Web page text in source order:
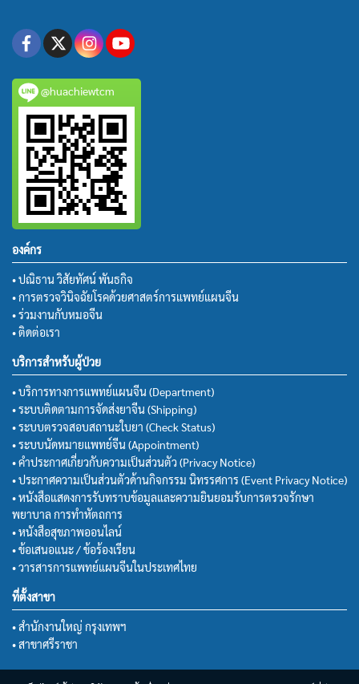
@huachiewtcm
องค์กร
• ปณิธาน วิสัยทัศน์ พันธกิจ
• การตรวจวินิจฉัยโรคด้วยศาสตร์การแพทย์แผนจีน
• ร่วมงานกับหมอจีน
• ติดต่อเรา
บริการสำหรับผู้ป่วย
• บริการทางการแพทย์แผนจีน (Department)
• ระบบติดตามการจัดส่งยาจีน (Shipping)
• ระบบตรวจสอบสถานะใบยา (Check Status)
• ระบบนัดหมายแพทย์จีน (Appointment)
• คำประกาศเกี่ยวกับความเป็นส่วนตัว (Privacy Notice)
• ประกาศความเป็นส่วนตัวด้านกิจกรรม นิทรรศการ (Event Privacy Notice)
• หนังสือแสดงการรับทราบข้อมูลและความยินยอมรับการตรวจรักษา
พยาบาล การทำหัตถการ
• หนังสือสุขภาพออนไลน์
• ข้อเสนอแนะ / ข้อร้องเรียน
• วารสารการแพทย์แผนจีนในประเทศไทย
ที่ตั้งสาขา
• สำนักงานใหญ่ กรุงเทพฯ
• สาขาศรีราชา